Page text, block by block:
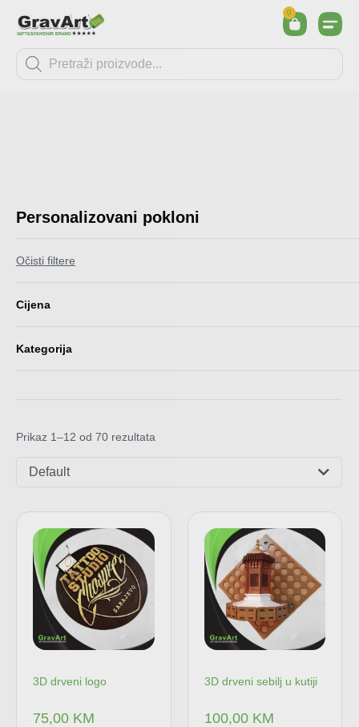
0
Personalizovani pokloni
Očisti filtere
Cijena
Kategorija
Prikaz 1–12 od 70 rezultata
Default
3D drveni logo
75,00 KM
3D drveni sebilj u kutiji
100,00 KM